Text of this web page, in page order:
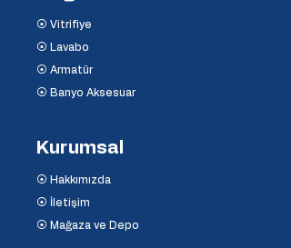
⦿ Vitrifiye
⦿ Lavabo
⦿ Armatür
⦿ Banyo Aksesuar
Kurumsal
⦿ Hakkımızda
⦿ İletişim
⦿ Mağaza ve Depo